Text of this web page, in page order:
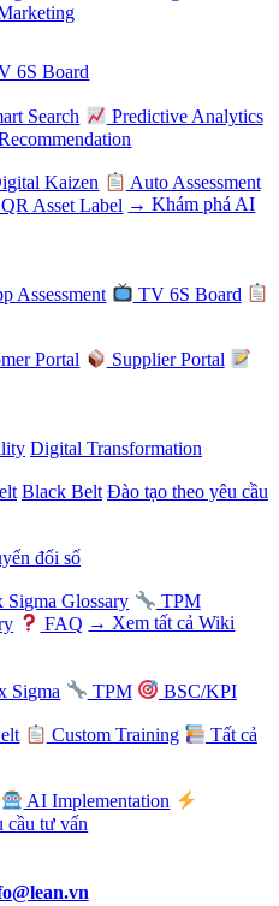
6S Board
Search
Predictive Analytics
Kaizen
Auto Assessment
QR Asset Label → Khám phá AI
Assessment
TV 6S Board
Portal
Supplier Portal
Digital Transformation
Black Belt Đào tạo theo yêu cầu
đổi số
Sigma Glossary
TPM
FAQ → Xem tất cả Wiki
Sigma TPM
BSC/KPI
Custom Training
Tất cả
AI Implementation
cầu tư vấn